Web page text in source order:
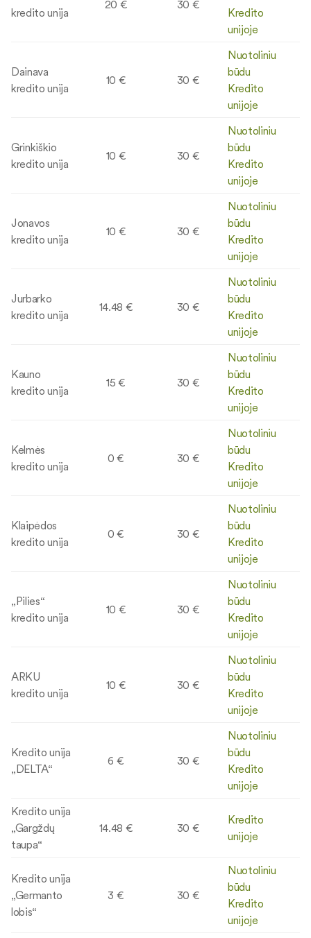
kredito unija
20 € 30 €
Kredito
unijoje
Dainava
kredito unija
10 € 30 €
Nuotoliniu
būdu
Kredito
unijoje
Grinkiškio
kredito unija
10 € 30 €
Nuotoliniu
būdu
Kredito
unijoje
Jonavos
kredito unija
10 € 30 €
Nuotoliniu
būdu
Kredito
unijoje
Jurbarko
kredito unija
14.48 € 30 €
Nuotoliniu
būdu
Kredito
unijoje
Kauno
kredito unija
15 € 30 €
Nuotoliniu
būdu
Kredito
unijoje
Kelmės
kredito unija
0 € 30 €
Nuotoliniu
būdu
Kredito
unijoje
Klaipėdos
kredito unija
0 € 30 €
Nuotoliniu
būdu
Kredito
unijoje
„Pilies“
kredito unija
10 € 30 €
Nuotoliniu
būdu
Kredito
unijoje
ARKU
kredito unija
10 € 30 €
Nuotoliniu
būdu
Kredito
unijoje
Kredito unija
„DELTA“
6 € 30 €
Nuotoliniu
būdu
Kredito
unijoje
Kredito unija
„Gargždų
taupa“
14.48 € 30 €
Kredito
unijoje
Kredito unija
„Germanto
lobis“
3 € 30 €
Nuotoliniu
būdu
Kredito
unijoje